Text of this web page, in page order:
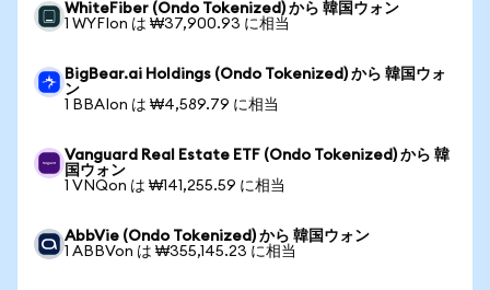
WhiteFiber (Ondo Tokenized) から 韓国ウォン
1 WYFIon は ₩37,900.93 に相当
BigBear.ai Holdings (Ondo Tokenized) から 韓国ウォ
ン
1 BBAIon は ₩4,589.79 に相当
Vanguard Real Estate ETF (Ondo Tokenized) から 韓
国ウォン
1 VNQon は ₩141,255.59 に相当
AbbVie (Ondo Tokenized) から 韓国ウォン
1 ABBVon は ₩355,145.23 に相当